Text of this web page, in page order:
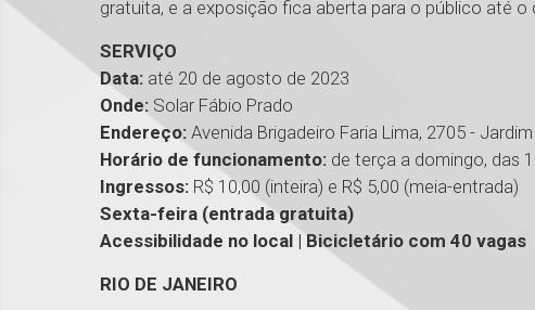
gratuita, e a exposição fica aberta para o público até o
SERVIÇO
Data: até 20 de agosto de 2023
Onde: Solar Fábio Prado
Endereço: Avenida Brigadeiro Faria Lima, 2705 -
Horário de funcionamento: de terça a domingo, das
Ingressos: R$ 10,00 (inteira) e R$ 5,00 (meia-entrada)
Sexta-feira (entrada gratuita)
Acessibilidade no local | Bicicletário com 40 vagas
RIO DE JANEIRO